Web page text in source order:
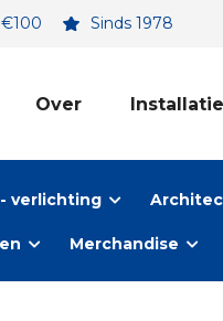
Sinds 1978
Over
verlichting
Merchandise